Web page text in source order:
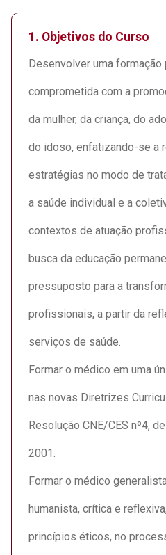
1. Objetivos do Curso
Desenvolver uma formação
comprometida com a
da mulher, da criança, do
do idoso, enfatizando-se a
estratégias no modo de
a saúde individual e a
contextos de atuação
busca da educação
pressuposto para a
profissionais, a partir da
serviços de saúde.
Formar o médico em uma
nas novas Diretrizes
Resolução CNE/CES nº4,
2001.
Formar o médico
humanista, crítica e
princípios éticos, no